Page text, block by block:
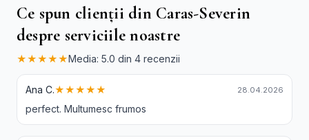
Ce spun clienții din Caras-Severin
despre serviciile noastre
★★★★★Media: 5.0 din 4 recenzii
Ana C.★★★★★ 28.04.2026
perfect. Multumesc frumos